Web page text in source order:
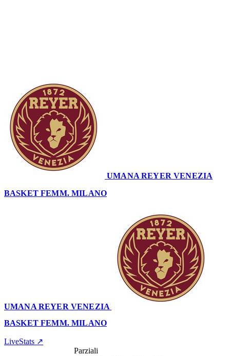
UMANA REYER VENEZIA
BASKET FEMM. MILANO
UMANA REYER VENEZIA
BASKET FEMM. MILANO
LiveStats ↗
Parziali